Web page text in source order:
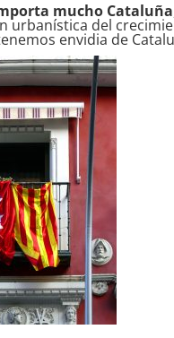
mucho Cataluña
urbanística del
envidia de